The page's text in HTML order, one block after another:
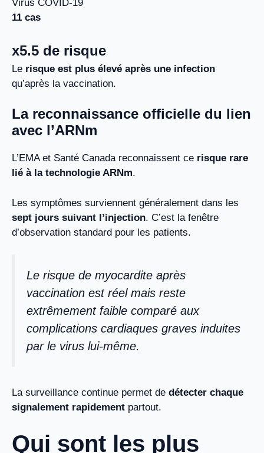
Virus COVID-19
11 cas
x5.5 de risque
Le risque est plus élevé après une infection
qu’après la vaccination.
La reconnaissance officielle du lien
avec l’ARNm
L’EMA et Santé Canada reconnaissent ce risque rare
lié à la technologie ARNm.
Les symptômes surviennent généralement dans les
sept jours suivant l’injection. C’est la fenêtre
d’observation standard pour les patients.
Le risque de myocardite après
vaccination est réel mais reste
extrêmement faible comparé aux
complications cardiaques graves induites
par le virus lui-même.
La surveillance continue permet de détecter chaque
signalement rapidement partout.
Qui sont les plus